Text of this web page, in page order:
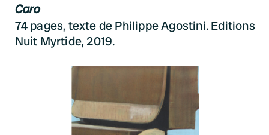
Caro
74 pages, texte de Philippe Agostini. Editions
Nuit Myrtide, 2019.